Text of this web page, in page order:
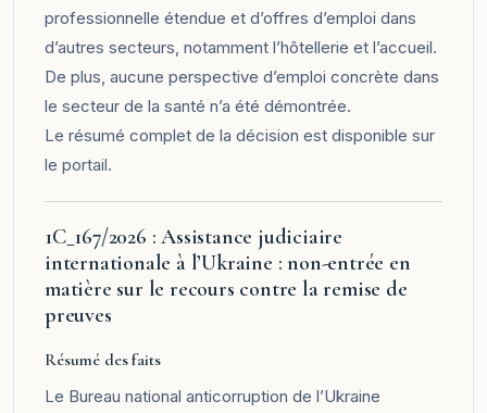
professionnelle étendue et d’offres d’emploi dans
d’autres secteurs, notamment l’hôtellerie et l’accueil.
De plus, aucune perspective d’emploi concrète dans
le secteur de la santé n’a été démontrée.
Le résumé complet de la décision est disponible sur
le portail.
1C_167/2026 : Assistance judiciaire
internationale à l’Ukraine : non-entrée en
matière sur le recours contre la remise de
preuves
Résumé des faits
Le Bureau national anticorruption de l’Ukraine